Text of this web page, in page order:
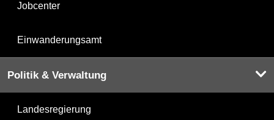
Jobcenter
Einwanderungsamt
Politik & Verwaltung
Landesregierung